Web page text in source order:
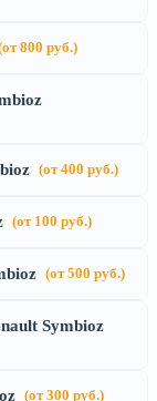
800 руб.)
(от 400 руб.)
(от 100 руб.)
(от 500 руб.)
Symbioz
(от 300 руб.)